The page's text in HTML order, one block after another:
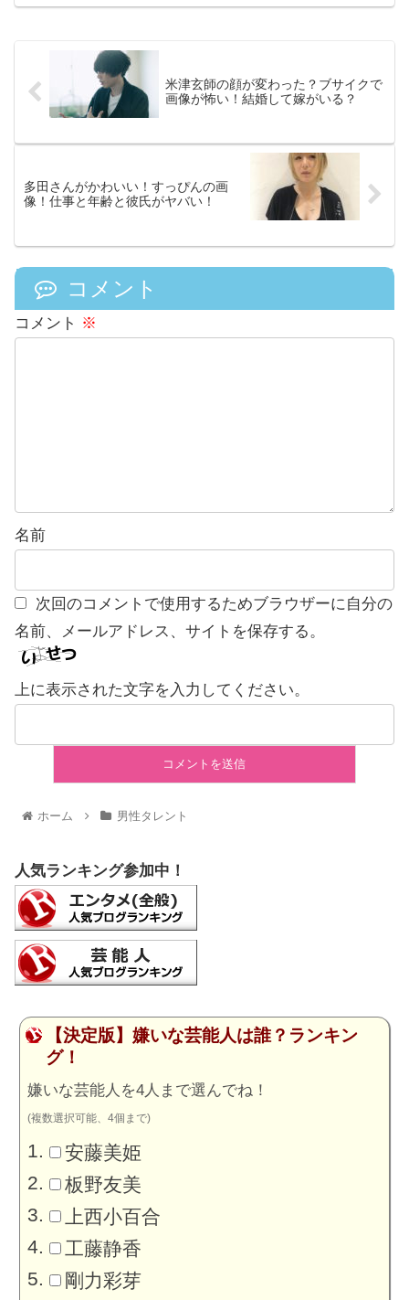
米津玄師の顔が変わった？ブサイクで
画像が怖い！結婚して嫁がいる？
多田さんがかわいい！すっぴんの画
像！仕事と年齢と彼氏がヤバい！
コメント
コメント ※
名前
次回のコメントで使用するためブラウザーに自分の
名前、メールアドレス、サイトを保存する。
上に表示された文字を入力してください。
ホーム 男性タレント
人気ランキング参加中！
【決定版】嫌いな芸能人は誰？ランキン
グ！
嫌いな芸能人を4人まで選んでね！
(複数選択可能、4個まで)
安藤美姫
板野友美
上西小百合
工藤静香
剛力彩芽